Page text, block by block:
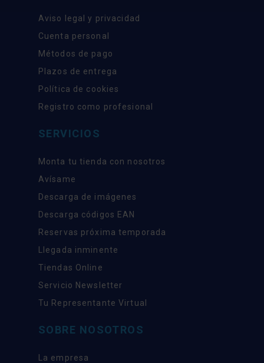
Aviso legal y privacidad
Cuenta personal
Métodos de pago
Plazos de entrega
Política de cookies
Registro como profesional
SERVICIOS
Monta tu tienda con nosotros
Avísame
Descarga de imágenes
Descarga códigos EAN
Reservas próxima temporada
Llegada inminente
Tiendas Online
Servicio Newsletter
Tu Representante Virtual
SOBRE NOSOTROS
La empresa